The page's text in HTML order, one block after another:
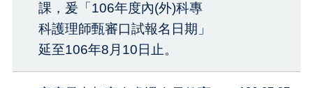
課，爰「106年度內(外)科專
科護理師甄審口試報名日期」
延至106年8月10日止。